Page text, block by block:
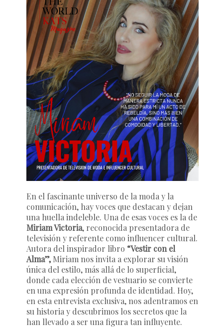
En el fascinante universo de la moda y la
comunicación, hay voces que destacan y dejan
una huella indeleble. Una de esas voces es la de
Miriam Victoria, reconocida presentadora de
televisión y referente como influencer cultural.
Autora del inspirador libro “Vestir con el
Alma”,Miriam nos invita a explorar su visión
única del estilo, más allá de lo superficial,
donde cada elección de vestuario se convierte
en una expresión profunda de identidad. Hoy,
en esta entrevista exclusiva, nos adentramos en
su historia y descubrimos los secretos que la
han llevado a ser una figura tan influyente.